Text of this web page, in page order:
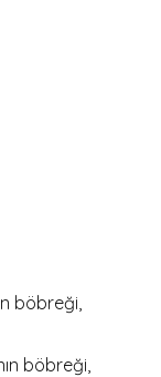
böbreği,
böbreği,